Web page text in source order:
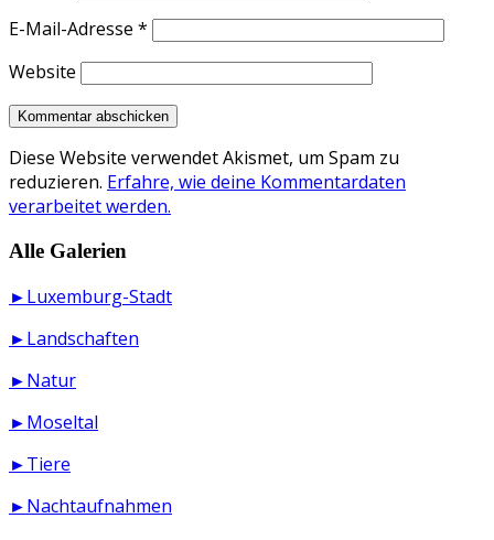
E-Mail-Adresse *
Website
Diese Website verwendet Akismet, um Spam zu
reduzieren. Erfahre, wie deine Kommentardaten
verarbeitet werden.
Alle Galerien
►Luxemburg-Stadt
►Landschaften
►Natur
►Moseltal
►Tiere
►Nachtaufnahmen